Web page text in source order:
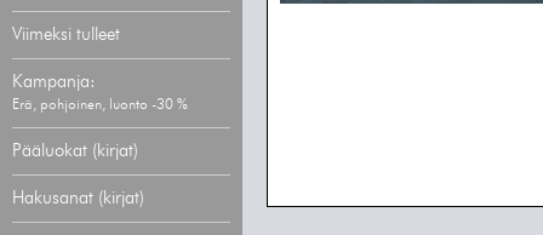
Viimeksi tulleet
Kampanja:
Erä, pohjoinen, luonto -30 %
Pääluokat (kirjat)
Hakusanat (kirjat)